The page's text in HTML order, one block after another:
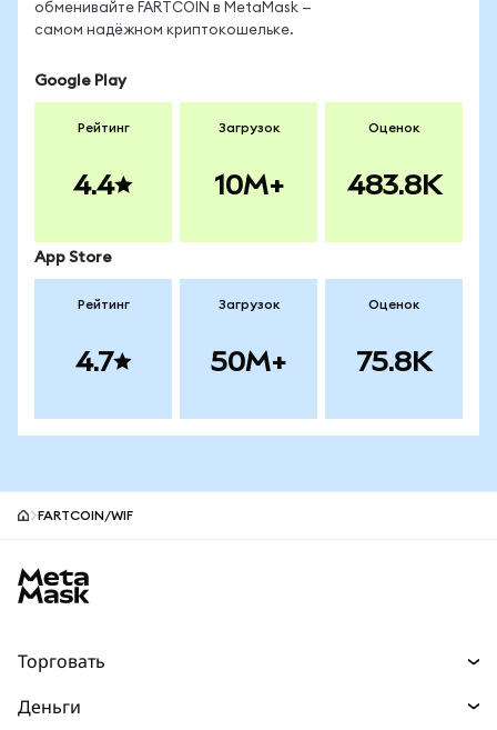
обменивайте FARTCOIN в MetaMask —
самом надёжном криптокошельке.
Google Play
Рейтинг
4.4
Загрузок
10M+
Оценок
483.8K
App Store
Рейтинг
4.7
Загрузок
50M+
Оценок
75.8K
FARTCOIN/WIF
Торговать
Деньги